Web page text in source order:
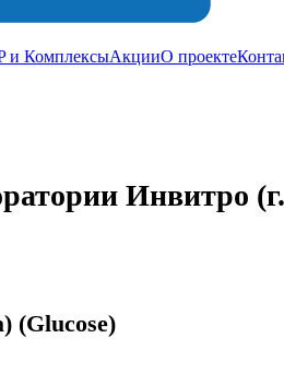
и КомплексыАкцииО проекте
Инвитро
(Glucose)